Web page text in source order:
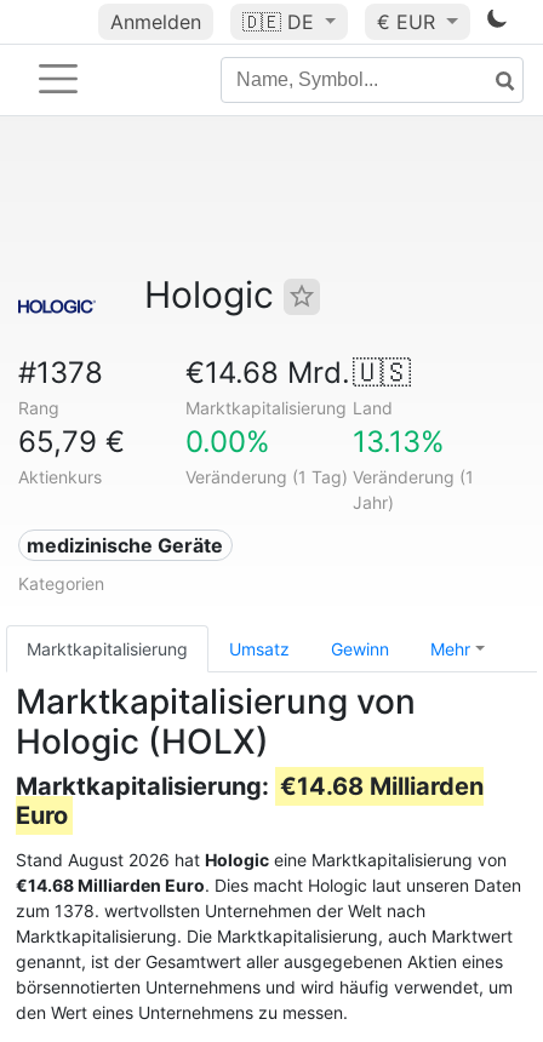
Anmelden 🇩🇪 DE € EUR
Hologic
#1378
Rang
€14.68 Mrd.
Marktkapitalisierung
🇺🇸
Land
65,79 €
Aktienkurs
0.00%
Veränderung (1 Tag)
13.13%
Veränderung (1
Jahr)
medizinische Geräte
Kategorien
Marktkapitalisierung Umsatz Gewinn Mehr
Marktkapitalisierung von
Hologic (HOLX)
Marktkapitalisierung: €14.68 Milliarden
Euro
Stand August 2026 hat Hologic eine Marktkapitalisierung von
€14.68 Milliarden Euro. Dies macht Hologic laut unseren Daten
zum 1378. wertvollsten Unternehmen der Welt nach
Marktkapitalisierung. Die Marktkapitalisierung, auch Marktwert
genannt, ist der Gesamtwert aller ausgegebenen Aktien eines
börsennotierten Unternehmens und wird häufig verwendet, um
den Wert eines Unternehmens zu messen.